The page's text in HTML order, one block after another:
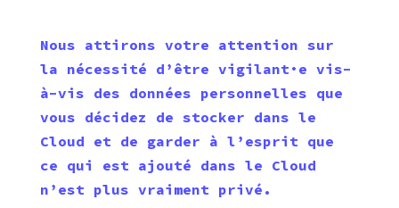
Nous attirons votre attention sur
la nécessité d’être vigilant·e vis-
à-vis des données personnelles que
vous décidez de stocker dans le
Cloud et de garder à l’esprit que
ce qui est ajouté dans le Cloud
n’est plus vraiment privé.